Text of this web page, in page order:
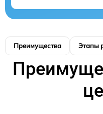
Преимущества Этапы